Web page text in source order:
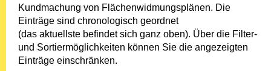
Kundmachung von Flächenwidmungsplänen. Die
Einträge sind chronologisch geordnet
(das aktuellste befindet sich ganz oben). Über die Filter-
und Sortiermöglichkeiten können Sie die angezeigten
Einträge einschränken.